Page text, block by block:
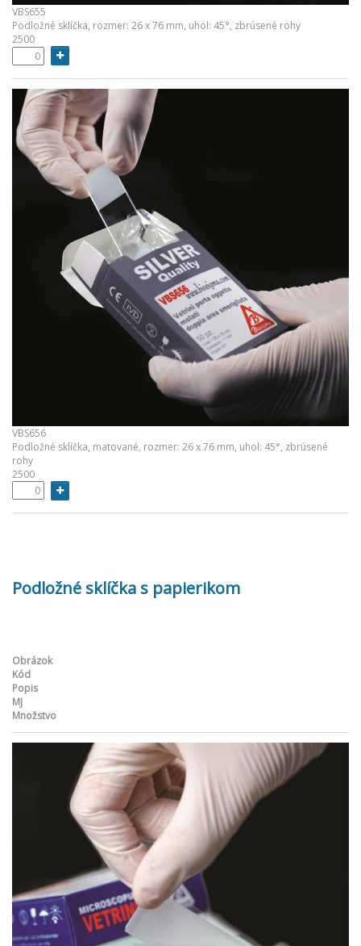
VBS655
Podložné sklíčka, rozmer: 26 x 76 mm, uhol: 45°, zbrúsené rohy
2500
VBS656
Podložné sklíčka, matované, rozmer: 26 x 76 mm, uhol: 45°, zbrúsené
rohy
2500
Podložné sklíčka s papierikom
Obrázok
Kód
Popis
MJ
Množstvo